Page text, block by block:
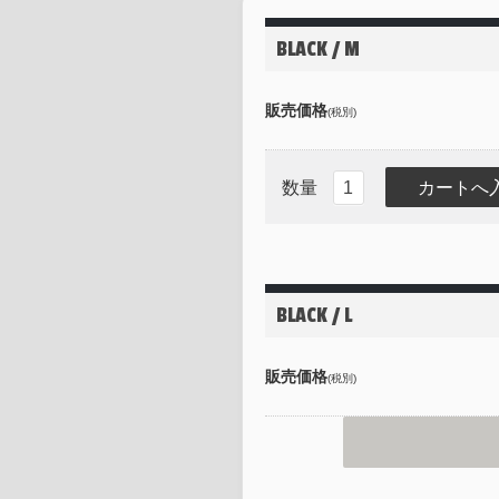
BLACK / M
販売価格(税別)
数量
BLACK / L
販売価格(税別)